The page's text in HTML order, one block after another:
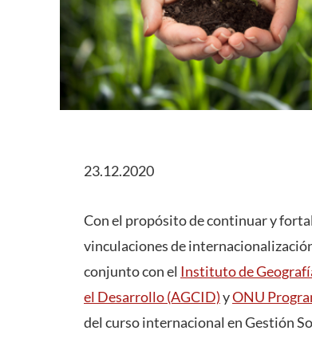
23.12.2020
Con el propósito de continuar y
vinculaciones de
conjunto con el Instituto de
el Desarrollo (AGCID)yONU
del curso internacional en Gestión